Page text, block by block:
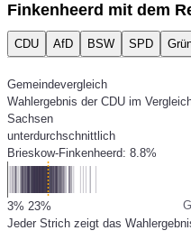
Finkenheerd mit dem
CDU AfD BSW SPD
Gemeindevergleich
Wahlergebnis der CDU im
Sachsen
unterdurchschnittlich
Brieskow-Finkenheerd: 8.8%
3% 23%
Jeder Strich zeigt das